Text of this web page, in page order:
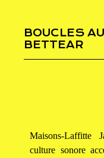
BOUCLES
BETTEAR
Maisons-Laffitte
culture sonore